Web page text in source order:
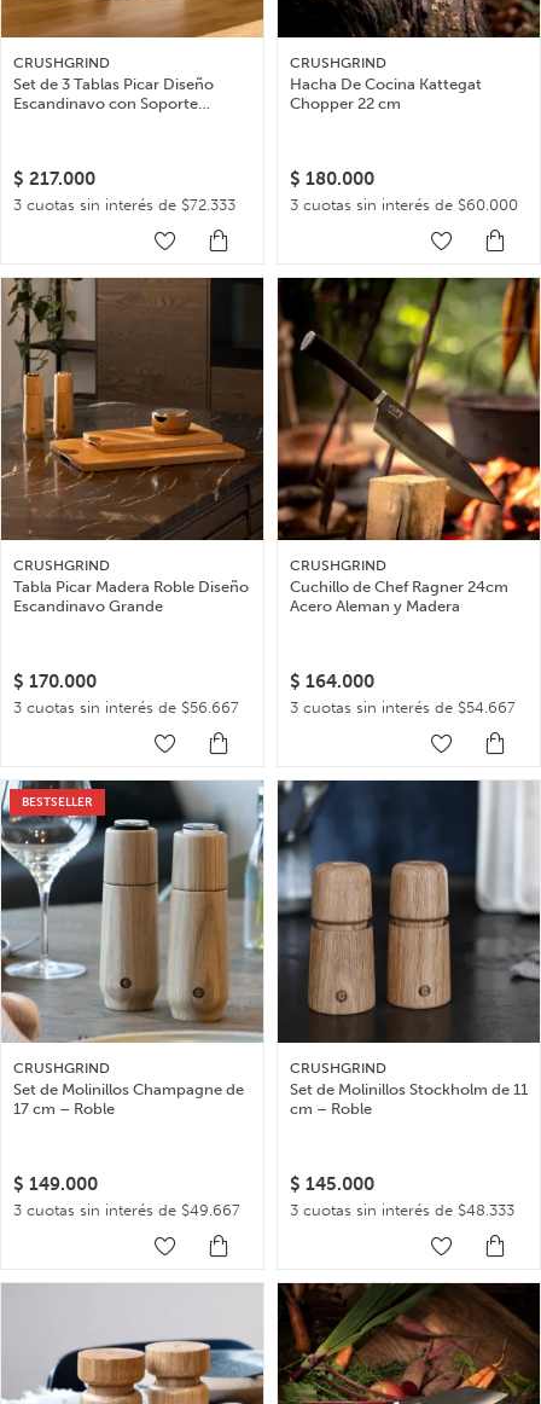
CRUSHGRIND
Set de 3 Tablas Picar Diseño
Escandinavo con Soporte
$ 217.000
3 cuotas sin interés de $72.333
CRUSHGRIND
Hacha De Cocina Kattegat
Chopper 22 cm
$ 180.000
3 cuotas sin interés de $60.000
CRUSHGRIND
Tabla Picar Madera Roble Diseño
Escandinavo Grande
$ 170.000
3 cuotas sin interés de $56.667
CRUSHGRIND
Cuchillo de Chef Ragner 24cm
Acero Aleman y Madera
$ 164.000
3 cuotas sin interés de $54.667
BESTSELLER
CRUSHGRIND
Set de Molinillos Champagne de
17 cm – Roble
$ 149.000
3 cuotas sin interés de $49.667
CRUSHGRIND
Set de Molinillos Stockholm de 11
cm – Roble
$ 145.000
3 cuotas sin interés de $48.333